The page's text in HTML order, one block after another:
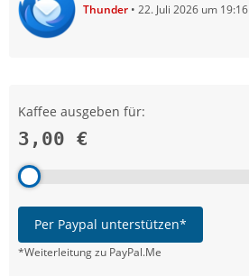
Thunder 22. Juli 2026 um 19:16
Kaffee ausgeben für:
3,00 €
Per Paypal unterstützen*
*Weiterleitung zu PayPal.Me